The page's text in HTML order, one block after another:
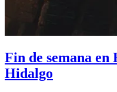
Fin de semana en
Hidalgo